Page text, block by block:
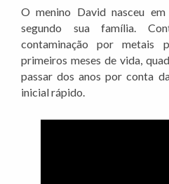
O menino David nasceu
segundo sua família.
contaminação por metais
primeiros meses de vida,
passar dos anos por conta
inicial rápido.